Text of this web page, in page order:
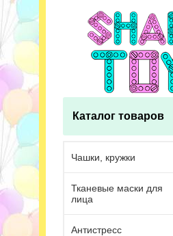
Каталог товаров
Чашки, кружки
Тканевые маски для
лица
Антистресс